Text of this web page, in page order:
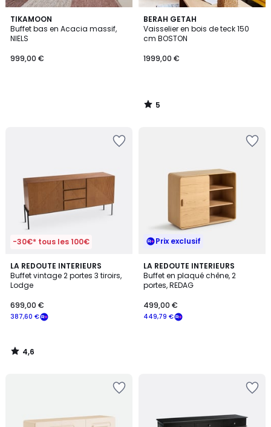
TIKAMOON
Buffet bas en Acacia massif,
NIELS
999,00 €
BERAH GETAH
Vaisselier en bois de teck 150
cm BOSTON
1999,00 €
5
/
5
5
/
-30€* tous les 100€
LA REDOUTE INTERIEURS
Buffet vintage 2 portes 3 tiroirs,
Lodge
387,60 €
699,00 €
4,6
/ 5
4,6
/
Prix exclusif
LA REDOUTE INTERIEURS
Buffet en plaqué chêne, 2
portes, REDAG
449,79 €
499,00 €